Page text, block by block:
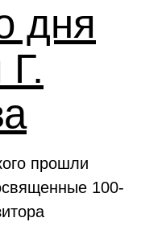
дня
прошли
100-